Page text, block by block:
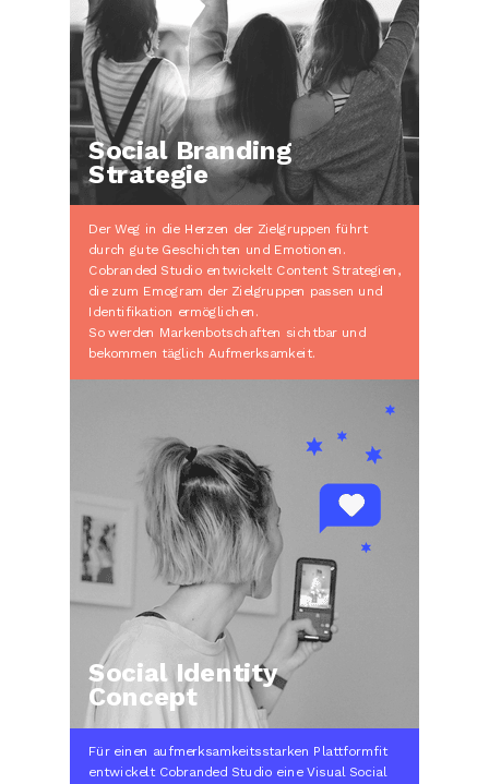
Social Branding
Strategie
Der Weg in die Herzen der Zielgruppen führt
durch gute Geschichten und Emotionen.
Cobranded Studio entwickelt Content Strategien,
die zum Emogram der Zielgruppen passen und
Identifikation ermöglichen.
So werden Markenbotschaften sichtbar und
bekommen täglich Aufmerksamkeit.
Für einen aufmerksamkeitsstarken Plattformfit
entwickelt Cobranded Studio eine Visual Social
Social Identity
Concept